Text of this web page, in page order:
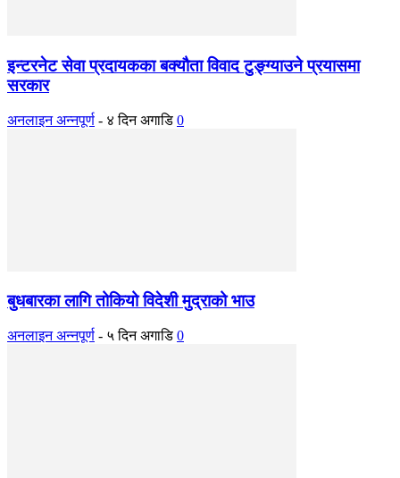
इन्टरनेट सेवा प्रदायकका बक्यौता विवाद टुङ्ग्याउने प्रयासमा
सरकार
अनलाइन अन्नपूर्ण - ४ दिन अगाडि 0
बुधबारका लागि तोकियो विदेशी मुद्राको भाउ
अनलाइन अन्नपूर्ण - ५ दिन अगाडि 0